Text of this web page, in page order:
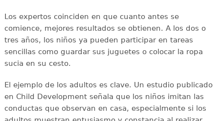
Los expertos coinciden en que cuanto antes se
comience, mejores resultados se obtienen. A los dos o
tres años, los niños ya pueden participar en tareas
sencillas como guardar sus juguetes o colocar la ropa
sucia en su cesto.
El ejemplo de los adultos es clave. Un estudio publicado
en Child Development señala que los niños imitan las
conductas que observan en casa, especialmente si los